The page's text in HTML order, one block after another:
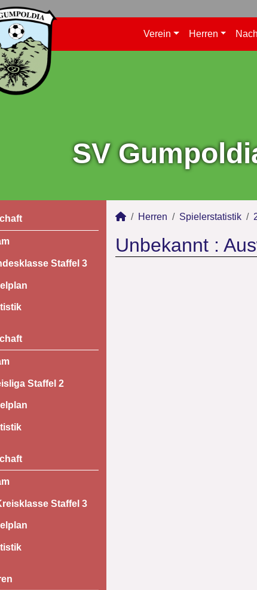
Verein Herren
SV
Staffel 3
Staffel 2
Staffel 3
Herren Spielerstatistik
Unbekannt :